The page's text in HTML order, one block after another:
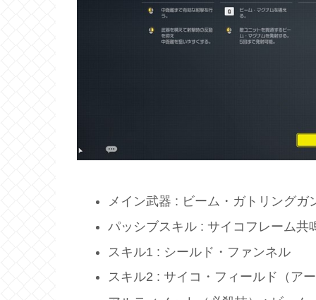
メイン武器 : ビーム・ガトリングガ
パッシブスキル : サイコフレーム共
スキル1 : シールド・ファンネル
スキル2 : サイコ・フィールド（ア